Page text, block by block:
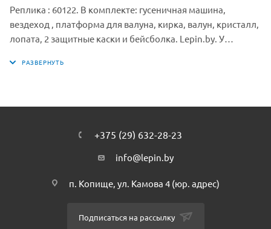
Реплика : 60122. В комплекте: гусеничная машина,
вездеход , платформа для валуна, кирка, валун, кристалл,
лопата, 2 защитные каски и бейсболка. Lepin.by. У
подвижный мощный отбойный молоток, расположенный
Размеры гусеничной машины: 11х19х11 см.
+375 (29) 632-28-23
info@lepin.by
п. Копище, ул. Камова 4 (юр. адрес)
Подписаться на рассылку